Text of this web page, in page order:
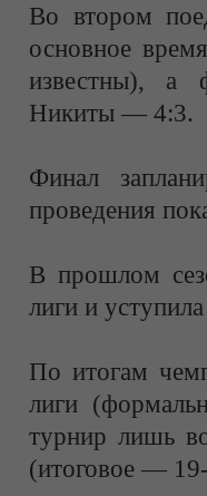
Во втором
основное
известны), а
Никиты — 4:3.
Финал
проведения
В прошлом
лиги и
По итогам
лиги
турнир лишь
(итоговое —